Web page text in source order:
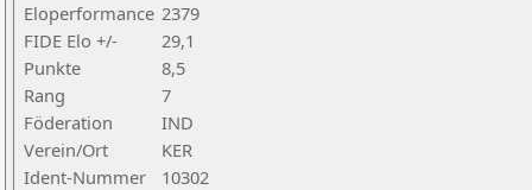
Eloperformance 2379
FIDE Elo +/-
29,1
Punkte
8,5
Rang
7
Föderation
IND
Verein/Ort
KER
Ident-Nummer
10302